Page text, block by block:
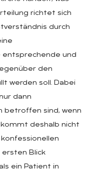
richtet sich
durch
entsprechende und
den
werden soll. Dabei
dann
betroffen sind, wenn
deshalb nicht
ersten Blick
ein Patient in